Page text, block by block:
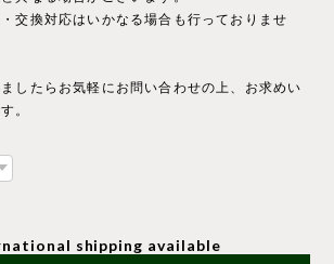
交換対応はいかなる場合も行っておりませ
したらお気軽にお問い合わせの上、お求めい
。
shipping available